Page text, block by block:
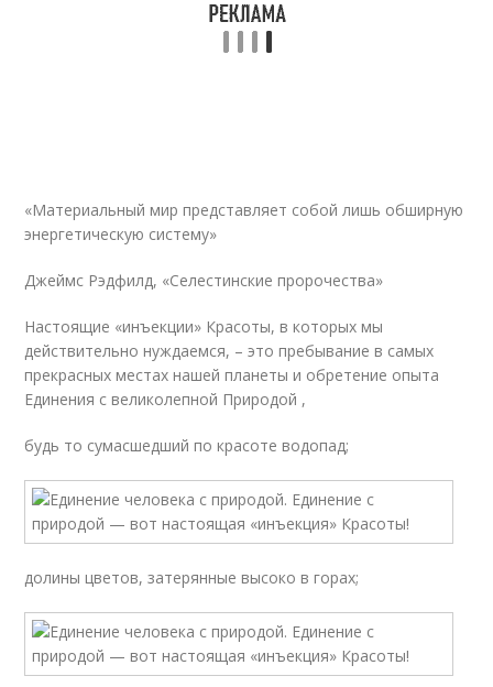
«Mатериальный мир представляет собой лишь обширную
энергетическую систему»
Джеймс Рэдфилд, «Селестинские пророчества»
Настоящие «инъекции» Красоты, в которых мы
действительно нуждаемся, – это пребывание в самых
прекрасных местах нашей планеты и обретение опыта
Единения с великолепной Природой ,
будь то сумасшедший по красоте водопад;
долины цветов, затерянные высоко в горах;